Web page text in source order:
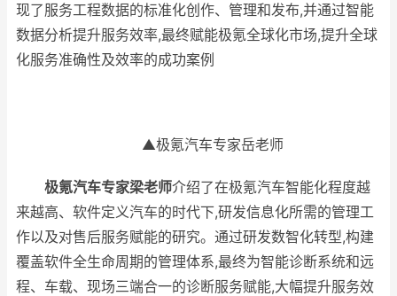
现了服务工程数据的标准化创作、管理和发布,并通过智能
数据分析提升服务效率,最终赋能极氪全球化市场,提升全球
化服务准确性及效率的成功案例
▲极氪汽车专家岳老师
极氪汽车专家梁老师介绍了在极氪汽车智能化程度越
来越高、软件定义汽车的时代下,研发信息化所需的管理工
作以及对售后服务赋能的研究。通过研发数智化转型,构建
覆盖软件全生命周期的管理体系,最终为智能诊断系统和远
程、车载、现场三端合一的诊断服务赋能,大幅提升服务效